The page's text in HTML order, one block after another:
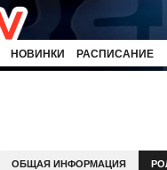
НОВИНКИ РАСПИСАНИЕ
ОБЩАЯ ИНФОРМАЦИЯ